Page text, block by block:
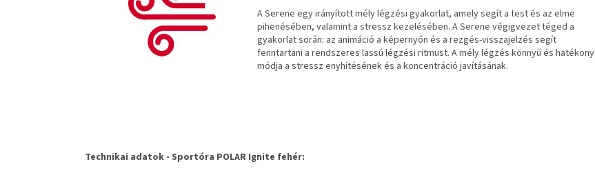
A Serene egy irányított mély légzési gyakorlat, amely segít a test és az elme
pihenésében, valamint a stressz kezelésében. A Serene végigvezet téged a
gyakorlat során: az animáció a képernyőn és a rezgés-visszajelzés segít
fenntartani a rendszeres lassú légzési ritmust. A mély légzés könnyű és hatékony
módja a stressz enyhítésének és a koncentráció javításának.
Technikai adatok - Sportóra POLAR Ignite fehér: